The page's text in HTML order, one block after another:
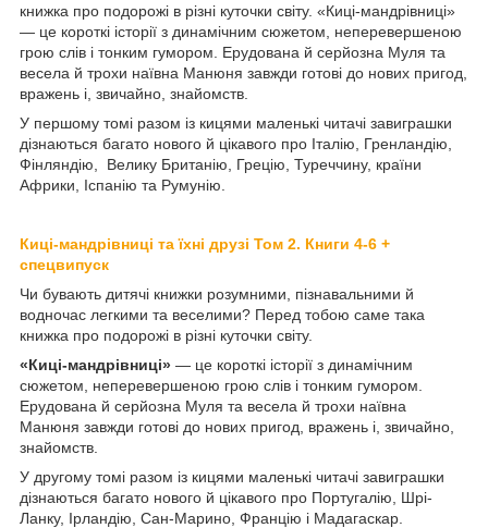
книжка про подорожі в різні куточки світу. «Киці-мандрівниці»
— це короткі історії з динамічним сюжетом, неперевершеною
грою слів і тонким гумором. Ерудована й серйозна Муля та
весела й трохи наївна Манюня завжди готові до нових пригод,
вражень і, звичайно, знайомств.
У першому томі разом із кицями маленькі читачі завиграшки
дізнаються багато нового й цікавого про Італію, Гренландію,
Фінляндію, Велику Британію, Грецію, Туреччину, країни
Африки, Іспанію та Румунію.
Киці-мандрівниці та їхні друзі Том 2. Книги 4-6 +
спецвипуск
Чи бувають дитячі книжки розумними, пізнавальними й
водночас легкими та веселими? Перед тобою саме така
книжка про подорожі в різні куточки світу.
«Киці-мандрівниці» — це короткі історії з динамічним
сюжетом, неперевершеною грою слів і тонким гумором.
Ерудована й серйозна Муля та весела й трохи наївна
Манюня завжди готові до нових пригод, вражень і, звичайно,
знайомств.
У другому томі разом із кицями маленькі читачі завиграшки
дізнаються багато нового й цікавого про Португалію, Шрі-
Ланку, Ірландію, Сан-Марино, Францію і Мадагаскар.